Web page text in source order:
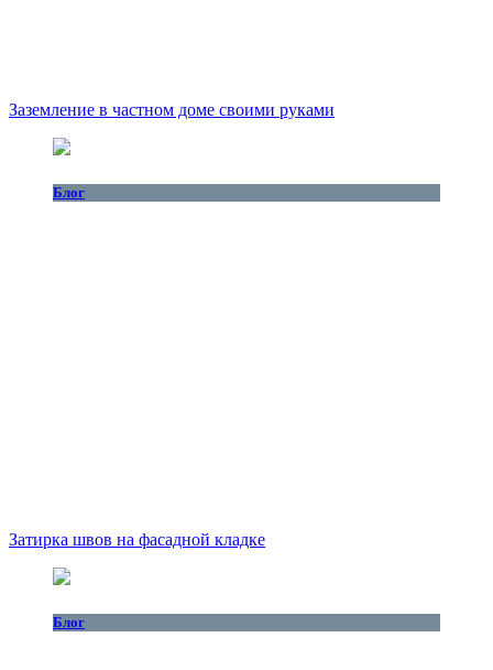
Заземление в частном доме своими руками
Блог
Затирка швов на фасадной кладке
Блог